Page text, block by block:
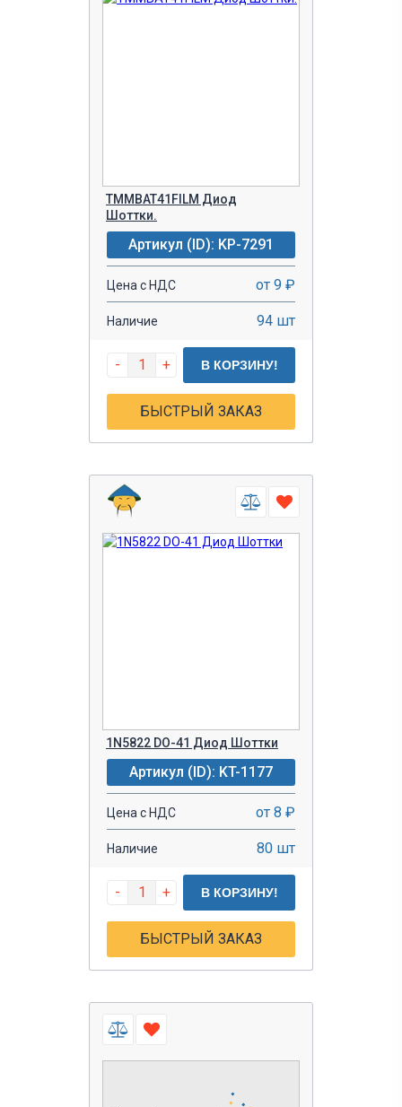
TMMBAT41FILM Диод
Шоттки.
Артикул (ID): KP-7291
Цена с НДС от 9 ₽
Наличие 94 шт
- + В КОРЗИНУ!
БЫСТРЫЙ ЗАКАЗ
1N5822 DO-41 Диод Шоттки
Артикул (ID): KT-1177
Цена с НДС от 8 ₽
Наличие 80 шт
- + В КОРЗИНУ!
БЫСТРЫЙ ЗАКАЗ